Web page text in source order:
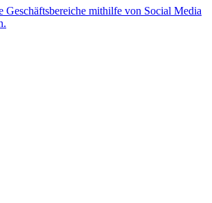
Geschäftsbereiche mithilfe von Social Media